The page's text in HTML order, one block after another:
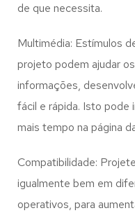
de que necessita.
Multimédia: Estímulos
projeto podem ajudar
informações,
fácil e rápida. Isto pode
mais tempo na página
Compatibilidade:
igualmente bem em
operativos, para